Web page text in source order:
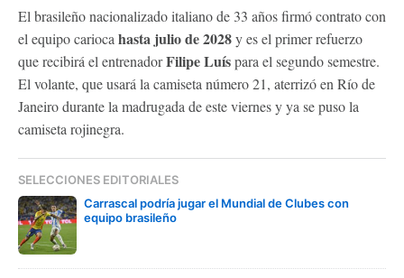
El brasileño nacionalizado italiano de 33 años firmó contrato con
el equipo carioca hasta julio de 2028y es el primer refuerzo
que recibirá el entrenadorFilipe Luíspara el segundo semestre.
El volante, que usará la camiseta número 21, aterrizó en Río de
Janeiro durante la madrugada de este viernes y ya se puso la
camiseta rojinegra.
SELECCIONES EDITORIALES
Carrascal podría jugar el Mundial de Clubes con
equipo brasileño